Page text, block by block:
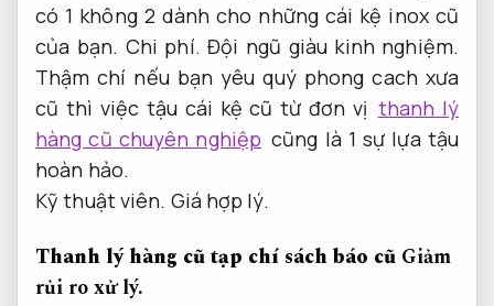
có 1 không 2 dành cho những cái kệ inox cũ
của bạn. Chi phí. Đội ngũ giàu kinh nghiệm.
Thậm chí nếu bạn yêu quý phong cach xưa
cũ thì việc tậu cái kệ cũ từ đơn vị thanh lý
hàng cũ chuyên nghiệp cũng là 1 sự lựa tậu
hoàn hảo.
Kỹ thuật viên. Giá hợp lý.
Thanh lý hàng cũ tạp chí sách báo cũ Giảm
rủi ro xử lý.